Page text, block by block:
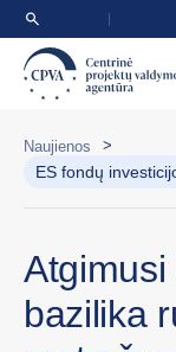
Naujienos >
ES fondų
bazilika